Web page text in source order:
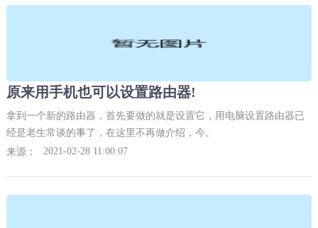
原来用手机也可以设置路由器!
拿到一个新的路由器，首先要做的就是设置它，用电脑设置路由器已
经是老生常谈的事了，在这里不再做介绍，今。
来源：
2021-02-28 11:00:07